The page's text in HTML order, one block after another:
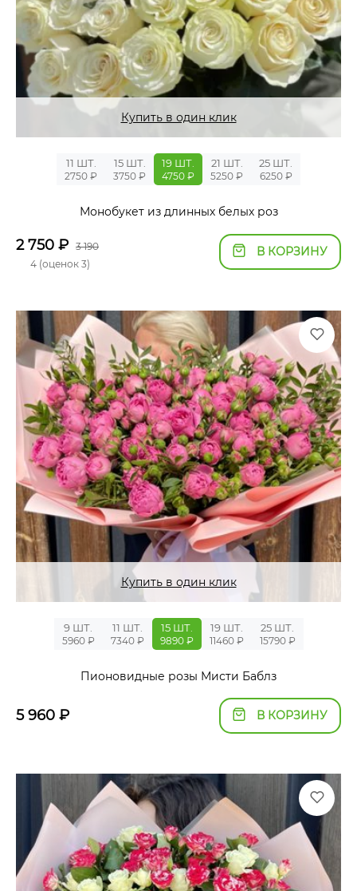
Купить в один клик
11 ШТ.
2750 ₽
15 ШТ.
3750 ₽
19 ШТ.
4750 ₽
21 ШТ.
5250 ₽
25 ШТ.
6250 ₽
Монобукет из длинных белых роз
2 750 ₽ 3 190
4 (оценок 3)
В КОРЗИНУ
Купить в один клик
9 ШТ.
5960 ₽
11 ШТ.
7340 ₽
15 ШТ.
9890 ₽
19 ШТ.
11460 ₽
25 ШТ.
15790 ₽
Пионовидные розы Мисти Баблз
5 960 ₽ В КОРЗИНУ